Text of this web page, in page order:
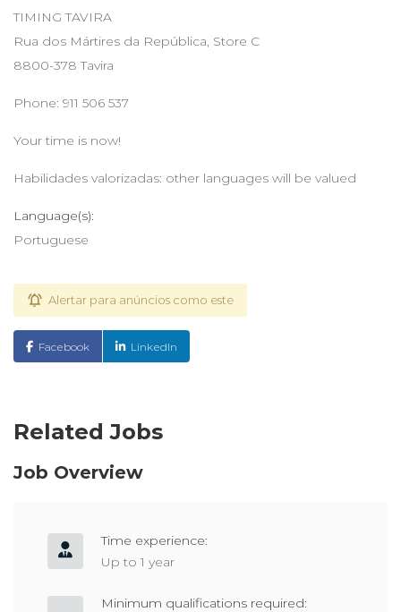
TIMING TAVIRA
Rua dos Mártires da República, Store C
8800-378 Tavira
Phone: 911 506 537
Your time is now!
Habilidades valorizadas: other languages will be valued
Language(s):
Portuguese
Alertar para anúncios como este
Facebook LinkedIn
Related Jobs
Job Overview
Time experience:
Up to 1 year
Minimum qualifications required: